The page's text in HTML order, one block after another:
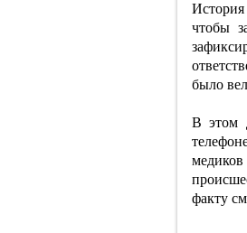
чтобы
было
В этом
факту